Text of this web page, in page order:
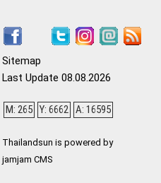
Sitemap
Last Update 08.08.2026
M: 265 Y: 6662 A: 16595
Thailandsun is powered by
jamjam CMS